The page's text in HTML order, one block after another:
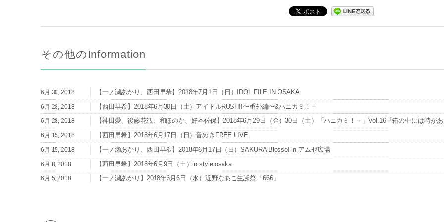
その他のInformation
6月 30, 2018 【一ノ瀬あかり、西田早希】2018年7月1日（日）IDOL FILE IN OSAKA
6月 28, 2018 【西田早希】2018年6月30日（土）アイドルRUSH!!〜番外編〜&ハニカミ！＋
6月 28, 2018 【神田愛、後藤花観、和ほのか、好本佐保】2018年6月29日（金）30日（土）「ハニカミ！＋」Vol.16『箱の中には時が
6月 15, 2018 【西田早希】2018年6月17日（日）音めきFREE LIVE
6月 15, 2018 【一ノ瀬あかり、西田早希】2018年6月17日（日）SAKURA Blosso! in アムゼ広場
6月 8, 2018 【西田早希】2018年6月9日（土）in style osaka
6月 5, 2018 【一ノ瀬あかり】2018年6月6日（水）近野なあこ生誕祭「666」